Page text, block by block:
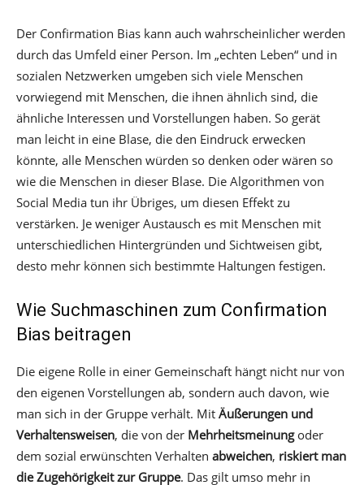
Der Confirmation Bias kann auch wahrscheinlicher werden
durch das Umfeld einer Person. Im „echten Leben“ und in
sozialen Netzwerken umgeben sich viele Menschen
vorwiegend mit Menschen, die ihnen ähnlich sind, die
ähnliche Interessen und Vorstellungen haben. So gerät
man leicht in eine Blase, die den Eindruck erwecken
könnte, alle Menschen würden so denken oder wären so
wie die Menschen in dieser Blase. Die Algorithmen von
Social Media tun ihr Übriges, um diesen Effekt zu
verstärken. Je weniger Austausch es mit Menschen mit
unterschiedlichen Hintergründen und Sichtweisen gibt,
desto mehr können sich bestimmte Haltungen festigen.
Wie Suchmaschinen zum Confirmation
Bias beitragen
Die eigene Rolle in einer Gemeinschaft hängt nicht nur von
den eigenen Vorstellungen ab, sondern auch davon, wie
man sich in der Gruppe verhält. Mit Äußerungen und
Verhaltensweisen, die von der Mehrheitsmeinungoder
dem sozial erwünschten Verhalten abweichen, riskiert man
die Zugehörigkeit zur Gruppe. Das gilt umso mehr in